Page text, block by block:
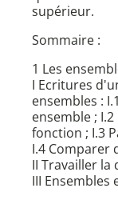
supérieur.
Sommaire :
1 Les
I Ecritures
ensembles :
ensemble ;
fonction ; I.3
I.4 Comparer
II Travailler la
III